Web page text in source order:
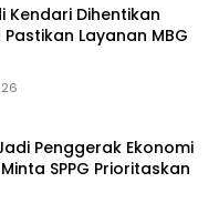
Kendari Dihentikan
Layanan MBG
Penggerak Ekonomi
SPPG Prioritaskan